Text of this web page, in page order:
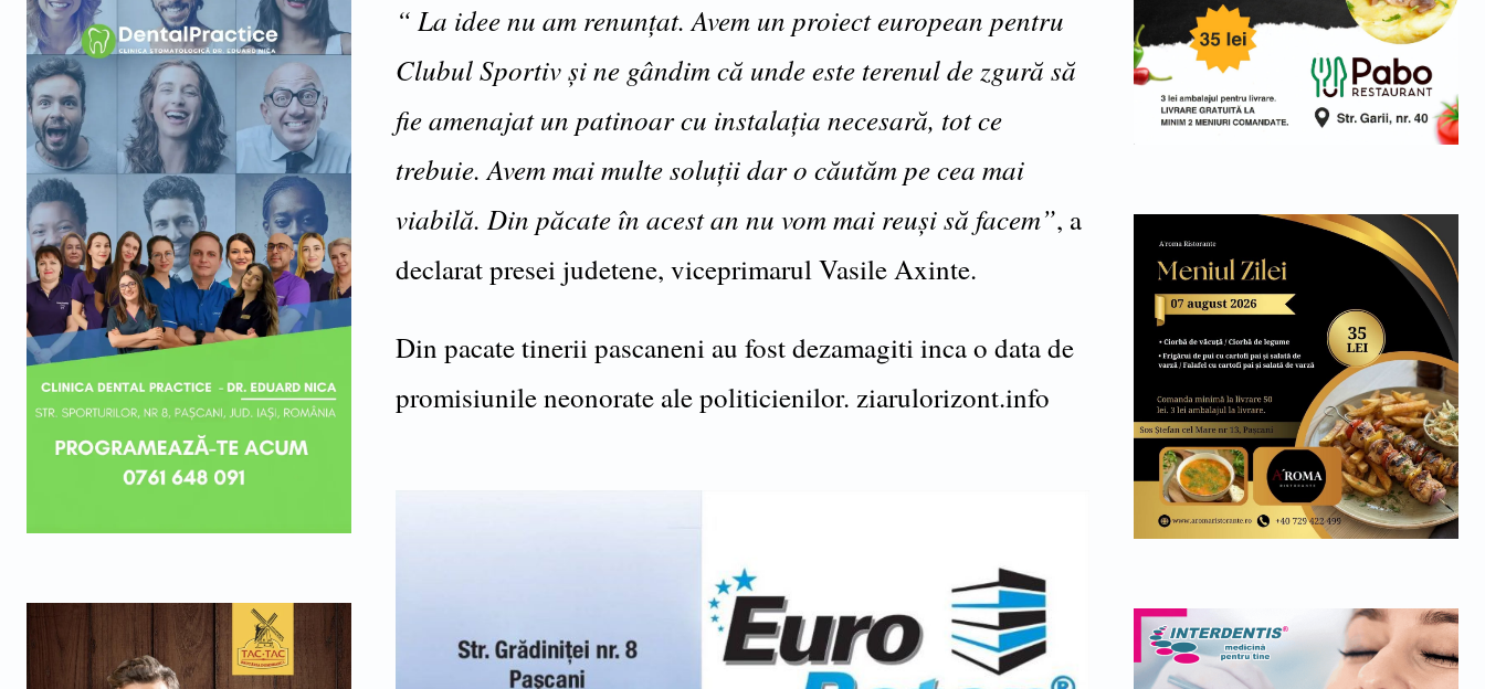
“ La idee nu am renunțat. Avem un proiect european pentru
Clubul Sportiv și ne gândim că unde este terenul de zgură să
fie amenajat un patinoar cu instalația necesară, tot ce
trebuie. Avem mai multe soluții dar o căutăm pe cea mai
viabilă. Din păcate în acest an nu vom mai reuși să facem”, a
declarat presei judetene, viceprimarul Vasile Axinte.
Din pacate tinerii pascaneni au fost dezamagiti inca o data de
promisiunile neonorate ale politicienilor. ziarulorizont.info